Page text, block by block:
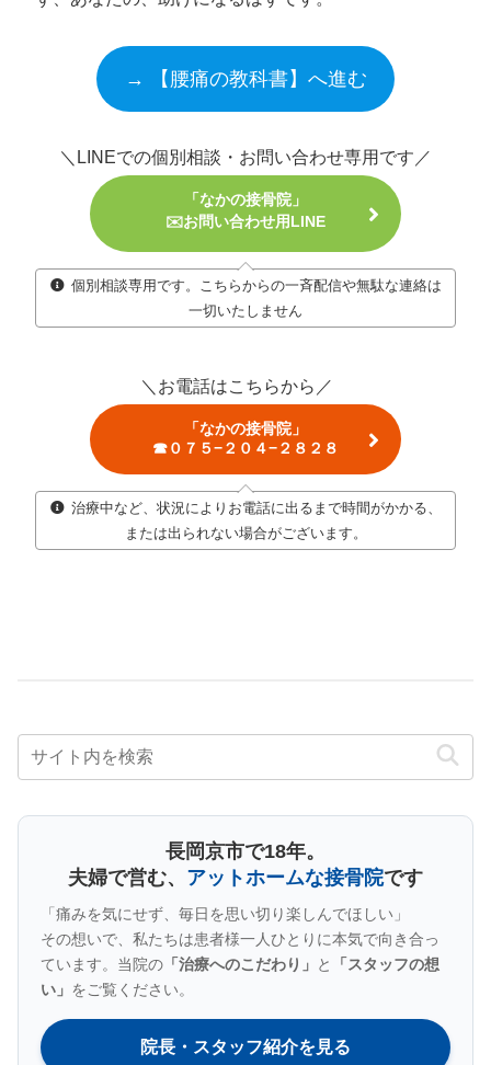
→ 【腰痛の教科書】へ進む
＼LINEでの個別相談・お問い合わせ専用です／
「なかの接骨院」
✉️お問い合わせ用LINE
個別相談専用です。こちらからの一斉配信や無駄な連絡は
一切いたしません
＼お電話はこちらから／
「なかの接骨院」
☎０７５−２０４−２８２８
治療中など、状況によりお電話に出るまで時間がかかる、
または出られない場合がございます。
長岡京市で18年。
夫婦で営む、 アットホームな接骨院です
「痛みを気にせず、毎日を思い切り楽しんでほしい」
その想いで、私たちは患者様一人ひとりに本気で向き合っ
ています。当院の 「治療へのこだわり」 と
「スタッフの想
い」 をご覧ください。
院長・スタッフ紹介を見る